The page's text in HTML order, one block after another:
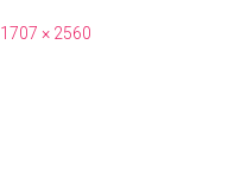
1707 × 2560